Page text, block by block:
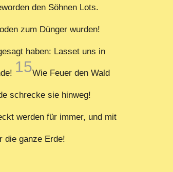
den Söhnen Lots.
zum Dünger wurden!
haben: Lasset uns in
15Wie Feuer den Wald
schrecke sie hinweg!
werden für immer, und mit
die ganze Erde!